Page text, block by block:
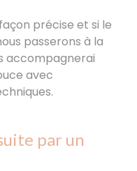
précise et si le
passerons à la
accompagnerai
avec
par un